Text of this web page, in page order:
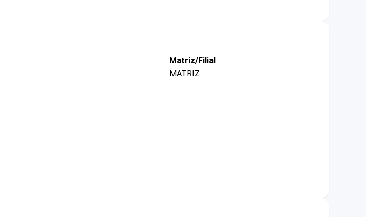
Matriz/Filial
MATRIZ